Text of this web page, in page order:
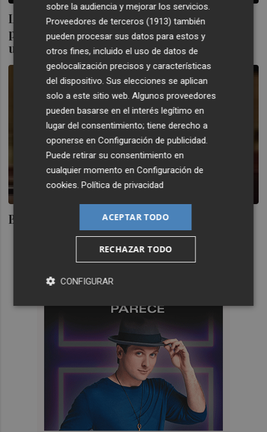
La sentencia de Blasco: "La corrupción
política es una de las peores lacras y exige
una respuesta severa
Blasco, a la cárcel
sobre la audiencia y mejorar los servicios.
Proveedores de terceros (1913) también
pueden procesar sus datos para estos y
otros fines, incluido el uso de datos de
geolocalización precisos y características
del dispositivo. Sus elecciones se aplican
solo a este sitio web. Algunos proveedores
pueden basarse en el interés legítimo en
lugar del consentimiento; tiene derecho a
oponerse enConfiguración de publicidad
Puede retirar su consentimiento en
cualquier momento enConfiguración de
cookies .Política de privacidad
ACEPTAR TODO
RECHAZAR TODO
CONFIGURAR